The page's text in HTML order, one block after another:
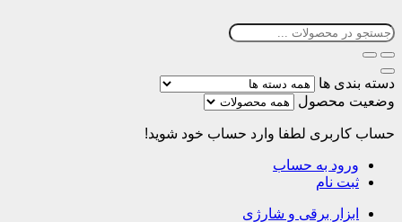
دسته بندی ها
وضعیت محصول
حساب کاربری لطفا وارد حساب خود شوید!
ورود به حساب
ثبت نام
ابزار برقی و شارژی